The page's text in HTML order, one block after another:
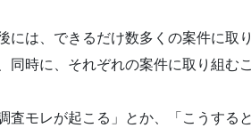
には、できるだけ数多くの案件に取
同時に、それぞれの案件に取り組む
査モレが起こる」とか、「こうする